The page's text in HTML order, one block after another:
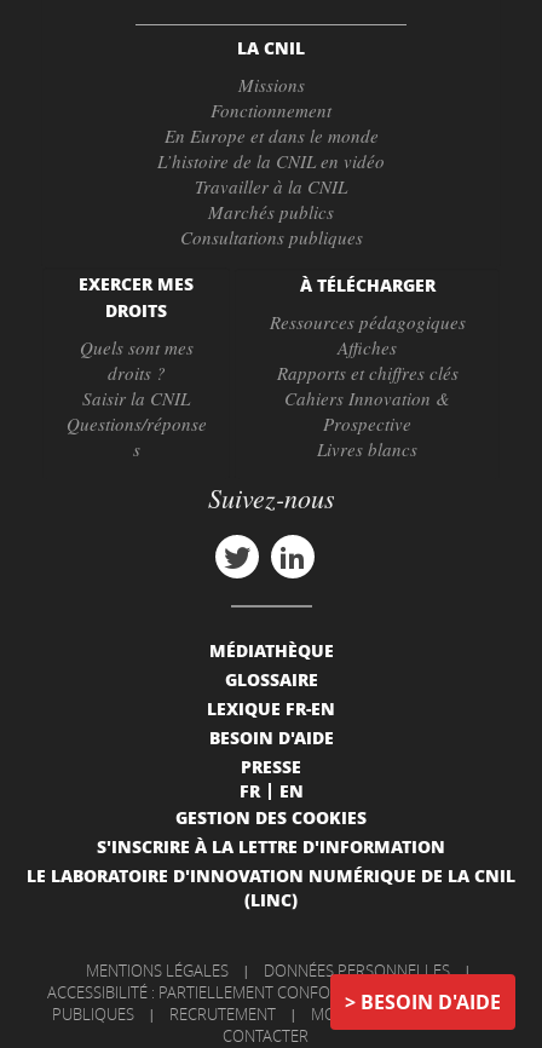
BESOIN D'AIDE
LA CNIL
Missions
Fonctionnement
En Europe et dans le monde
L’histoire de la CNIL en vidéo
Travailler à la CNIL
Marchés publics
Consultations publiques
EXERCER MES
DROITS
Quels sont mes
droits ?
Saisir la CNIL
Questions/réponse
s
À TÉLÉCHARGER
Ressources pédagogiques
Affiches
Rapports et chiffres clés
Cahiers Innovation &
Prospective
Livres blancs
Suivez-nous
MÉDIATHÈQUE
GLOSSAIRE
LEXIQUE FR-EN
BESOIN D'AIDE
PRESSE
FR
EN
GESTION DES COOKIES
S'INSCRIRE À LA LETTRE D'INFORMATION
LE LABORATOIRE D'INNOVATION NUMÉRIQUE DE LA CNIL
(LINC)
MENTIONS LÉGALES | DONNÉES PERSONNELLES |
ACCESSIBILITÉ : PARTIELLEMENT CONFORME
|
INFORMATIONS
PUBLIQUES
| RECRUTEMENT | MON COMPTE |
NOUS
CONTACTER